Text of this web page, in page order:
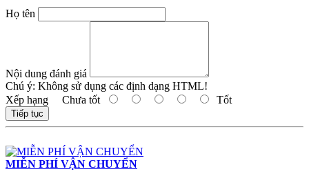
Họ tên
Nội dung đánh giá
Chú ý: Không sử dụng các định dạng HTML!
Xếp hạng Chưa tốt Tốt
Tiếp tục
MIỄN PHÍ VẬN CHUYỂN